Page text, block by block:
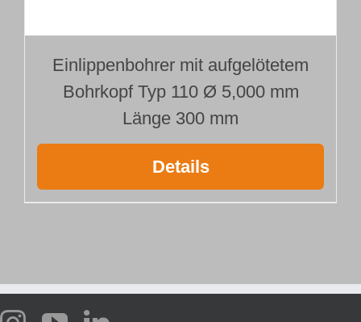
Einlippenbohrer mit aufgelötetem
Bohrkopf Typ 110 Ø 5,000 mm
Länge 300 mm
Details